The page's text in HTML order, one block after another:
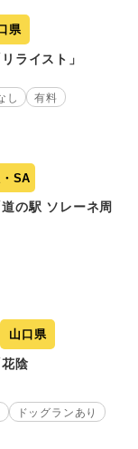
県
ライスト」
し
有料
SA
の駅 ソレーネ周
山口県
花陰
ドッグランあり